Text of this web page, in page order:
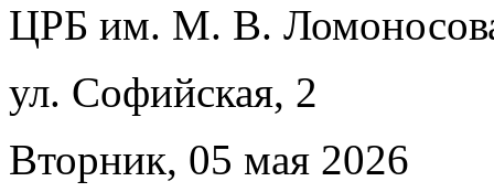
ЦРБ им. М. В.
ул. Софийская, 2
Вторник, 05 мая 2026